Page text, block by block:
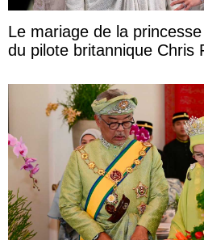
Le mariage de la
du pilote britannique Chris